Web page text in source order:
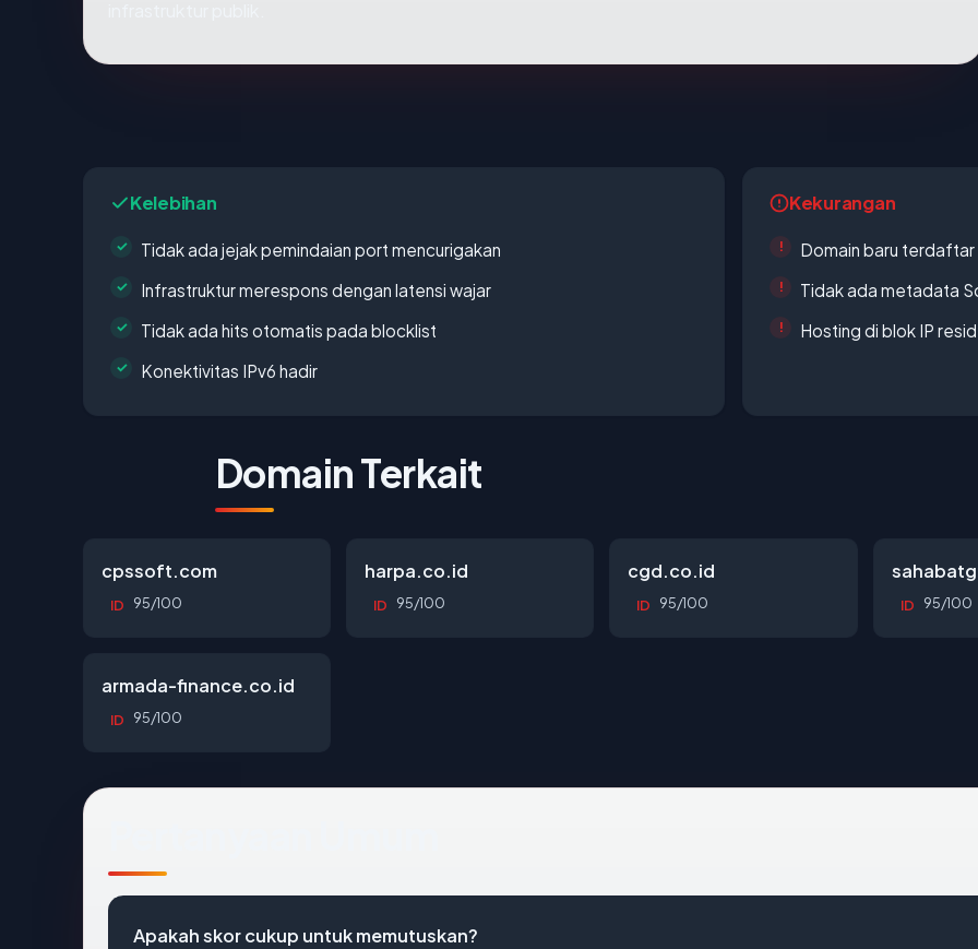
Kelebihan
Tidak ada jejak pemindaian port mencurigakan
Infrastruktur merespons dengan latensi wajar
Tidak ada hits otomatis pada blocklist
Konektivitas IPv6 hadir
Kekurangan
Domain baru terdaftar
Tidak ada metadata
Hosting di blok IP
Domain Terkait
cpssoft.com
ID 95/100
harpa.co.id
ID 95/100
cgd.co.id
ID 95/100 ID 95/100
armada-finance.co.id
ID 95/100
Apakah skor cukup untuk memutuskan?